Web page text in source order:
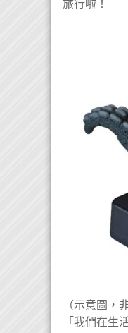
旅行啦！
（示意圖，
「我們在生